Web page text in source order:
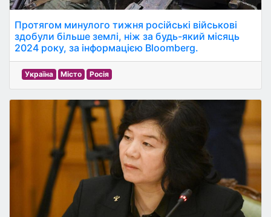
Протягом минулого тижня російські військові
здобули більше землі, ніж за будь-який місяць
2024 року, за інформацією Bloomberg.
Україна Місто Росія